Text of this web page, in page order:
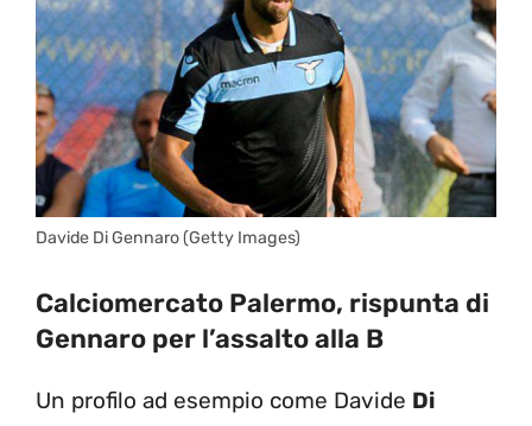
Davide Di Gennaro (Getty Images)
Calciomercato Palermo, rispunta di
Gennaro per l’assalto alla B
Un profilo ad esempio come Davide Di